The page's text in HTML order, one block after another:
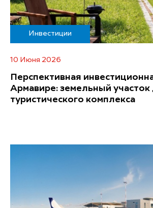
Инвестиции
10 Июня 2026
Перспективная
Армавире: земельный участок
туристического комплекса